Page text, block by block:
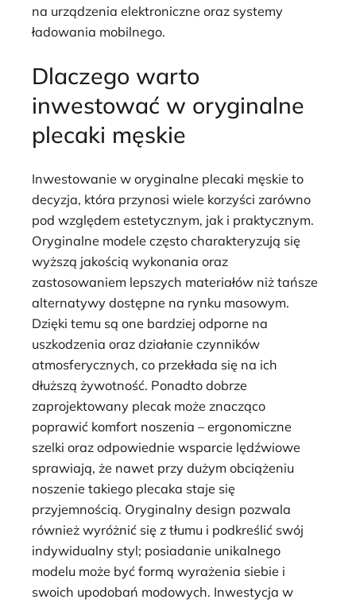
na urządzenia elektroniczne oraz systemy
ładowania mobilnego.
Dlaczego warto
inwestować w oryginalne
plecaki męskie
Inwestowanie w oryginalne plecaki męskie to
decyzja, która przynosi wiele korzyści zarówno
pod względem estetycznym, jak i praktycznym.
Oryginalne modele często charakteryzują się
wyższą jakością wykonania oraz
zastosowaniem lepszych materiałów niż tańsze
alternatywy dostępne na rynku masowym.
Dzięki temu są one bardziej odporne na
uszkodzenia oraz działanie czynników
atmosferycznych, co przekłada się na ich
dłuższą żywotność. Ponadto dobrze
zaprojektowany plecak może znacząco
poprawić komfort noszenia – ergonomiczne
szelki oraz odpowiednie wsparcie lędźwiowe
sprawiają, że nawet przy dużym obciążeniu
noszenie takiego plecaka staje się
przyjemnością. Oryginalny design pozwala
również wyróżnić się z tłumu i podkreślić swój
indywidualny styl; posiadanie unikalnego
modelu może być formą wyrażenia siebie i
swoich upodobań modowych. Inwestycja w